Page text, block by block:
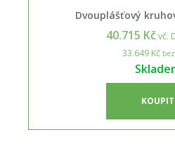
Dvouplášťový
40.715 Kčvč.
33.649 Kč
KOUPIT